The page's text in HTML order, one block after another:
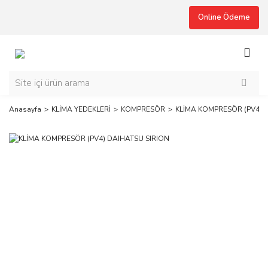
Online Ödeme
Anasayfa KLİMA YEDEKLERİ KOMPRESÖR KLİMA KOMPRESÖR (PV4)